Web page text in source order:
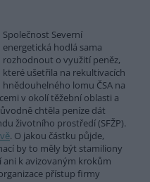
Společnost Severní
energetická hodlá sama
rozhodnout o využití peněz,
které ušetřila na rekultivacích
hnědouhelného lomu ČSA na
v okolí těžební oblasti a
chtěla peníze dát
životního prostředí (SFŽP).
. O jakou částku půjde,
by to měly být stamiliony
ani k avizovaným krokům
přístup firmy